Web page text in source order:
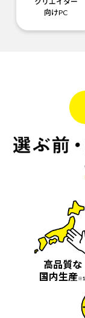
向けPC
高品質な
国内生産※1